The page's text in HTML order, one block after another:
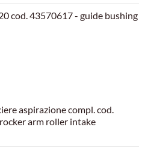
cod. 43570617 - guide bushing
aspirazione compl. cod.
arm roller intake